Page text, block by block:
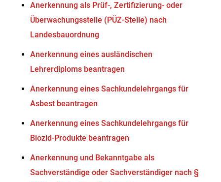
Anerkennung als Prüf-, Zertifizierung- oder
Überwachungsstelle (PÜZ-Stelle) nach
Landesbauordnung
Anerkennung eines ausländischen
Lehrerdiploms beantragen
Anerkennung eines Sachkundelehrgangs für
Asbest beantragen
Anerkennung eines Sachkundelehrgangs für
Biozid-Produkte beantragen
Anerkennung und Bekanntgabe als
Sachverständige oder Sachverständiger nach §